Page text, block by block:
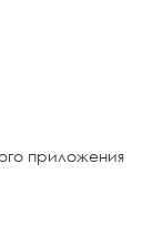
приложения